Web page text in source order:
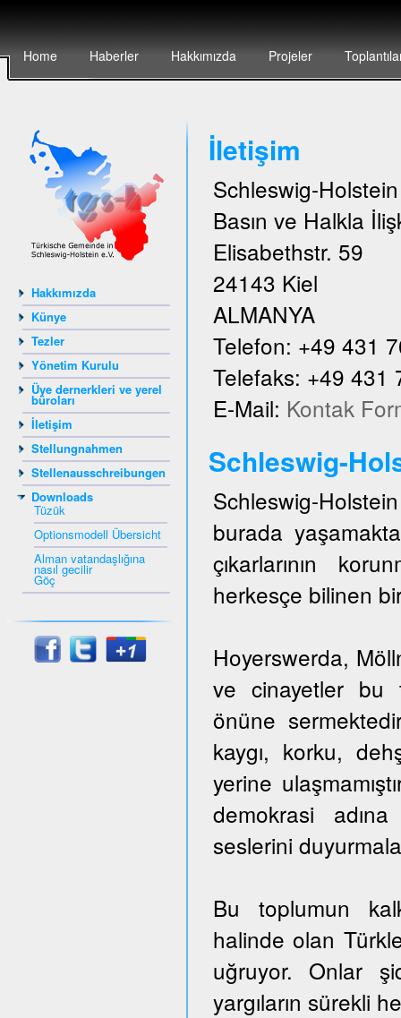
Home Haberler Hakkımızda Projeler
Hakkımızda
Künye
Tezler
Yönetim Kurulu
Üye dernerkleri ve yerel
büroları
İletişim
Stellungnahmen
Stellenausschreibungen
Downloads
Tüzük
Optionsmodell Übersicht
Alman vatandaşlığına
nasıl gecilir
Göç
İletişim
Schleswig-
Basın ve Halkla
Elisabethstr. 59
24143 Kiel
ALMANYA
Telefon: +49 431
Telefaks: +49 431
E-Mail: Kontak
Schleswig-
Schleswig-
burada
çıkarlarının
herkesçe bilinen
Hoyerswerda,
ve cinayetler bu
önüne
kaygı, korku,
yerine
demokrasi
seslerini
Bu toplumun
halinde olan
uğruyor. Onlar
yargıların sürekli